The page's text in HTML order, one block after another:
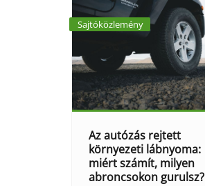
Sajtóközlemény
Az autózás rejtett
környezeti lábnyoma:
miért számít, milyen
abroncsokon gurulsz?